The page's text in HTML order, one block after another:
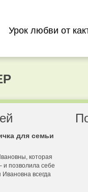
Урок любви от
для семьи
которая
и позволила себе
всегда